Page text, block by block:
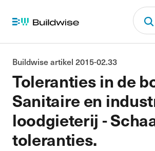
Toleranties in de
Sanitaire en
loodgieterij -
toleranties.
Buildwise artikel 2015-02.33